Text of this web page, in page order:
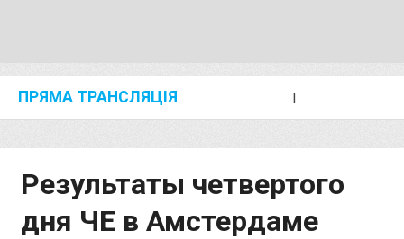
ПРЯМА ТРАНСЛЯЦІЯ I
Результаты четвертого
дня ЧЕ в Амстердаме